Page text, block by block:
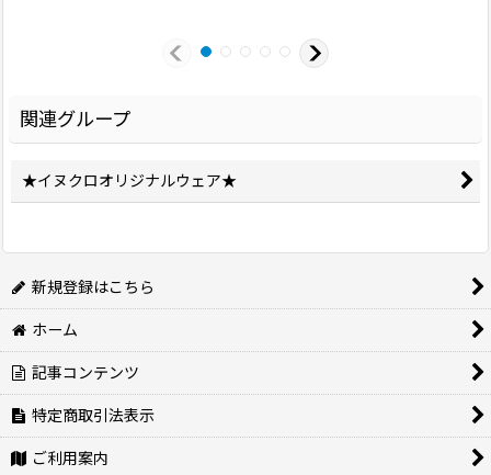
関連グループ
★イヌクロオリジナルウェア★
新規登録はこちら
ホーム
記事コンテンツ
特定商取引法表示
ご利用案内